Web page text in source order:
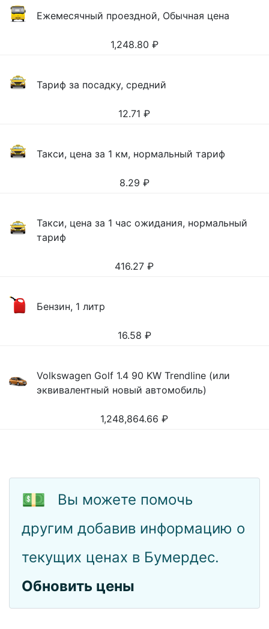
Ежемесячный проездной, Обычная цена
1,248.80 ₽
Тариф за посадку, средний
12.71 ₽
Такси, цена за 1 км, нормальный тариф
8.29 ₽
Такси, цена за 1 час ожидания, нормальный
тариф
416.27 ₽
Бензин, 1 литр
16.58 ₽
Volkswagen Golf 1.4 90 KW Trendline (или
эквивалентный новый автомобиль)
1,248,864.66 ₽
💵
Вы можете помочь
другим добавив информацию о
текущих ценах в Бумердес.
Обновить цены